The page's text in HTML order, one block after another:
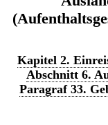
Kapitel 2.
Abschnitt 6.
Paragraf 33.